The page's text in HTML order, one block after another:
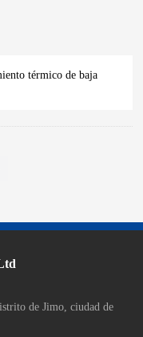
térmico de baja
de Jimo, ciudad de